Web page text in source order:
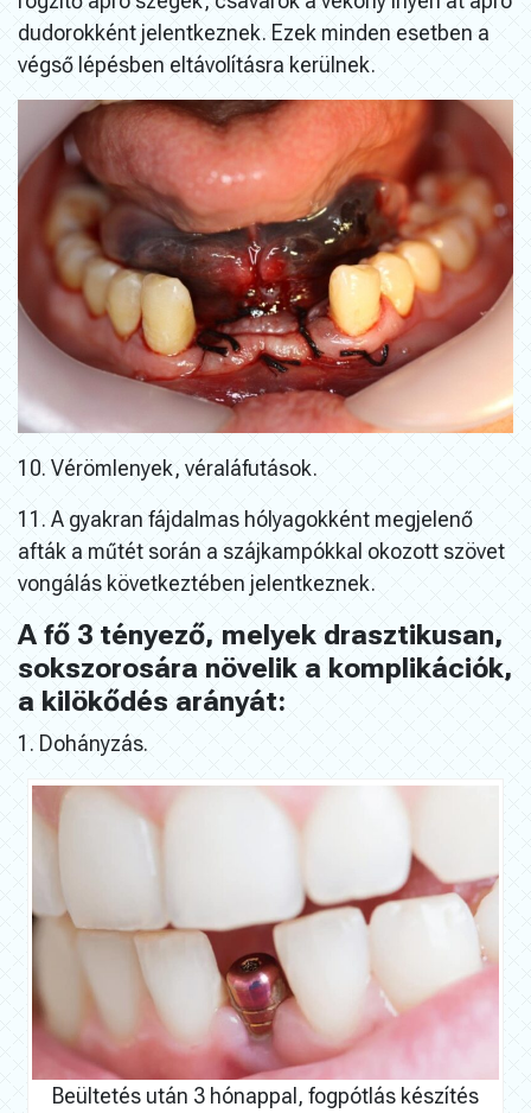
dudorokként jelentkeznek. Ezek minden esetben a
végső lépésben eltávolításra kerülnek.
10. Vérömlenyek, véraláfutások.
11. A gyakran fájdalmas hólyagokként megjelenő
afták a műtét során a szájkampókkal okozott szövet
vongálás következtében jelentkeznek.
A fő 3 tényező, melyek drasztikusan,
sokszorosára növelik a komplikációk,
a kilökődés arányát:
1. Dohányzás.
Beültetés után 3 hónappal, fogpótlás készítés